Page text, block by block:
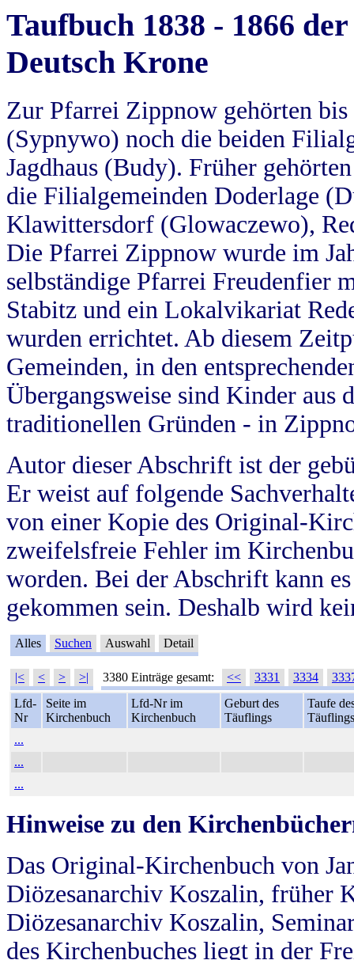
Taufbuch 1838 - 1866
Deutsch Krone
Zur Pfarrei Zippnow gehörten
(Sypnywo) noch die beiden
Jagdhaus (Budy). Früher
die Filialgemeinden Doderlage
Klawittersdorf (Glowaczewo),
Die Pfarrei Zippnow wurde im
selbständige Pfarrei Freudenfier
Stabitz und ein Lokalvikariat
wurden errichtet. Ab diesem
Gemeinden, in den
Übergangsweise sind Kinder aus
traditionellen Gründen - in
Autor dieser Abschrift ist der
Er weist auf folgende
von einer Kopie des Original-
zweifelsfreie Fehler im
worden. Bei der Abschrift kann
gekommen sein. Deshalb wird
Alles Suchen Auswahl Detail
|< < > >| 3380 Einträge gesamt: << 3331 3334
Lfd-
Nr
Seite im
Kirchenbuch
Lfd-Nr im
Kirchenbuch
Geburt des
Täuflings
Taufe
Täuflings
...
...
...
Hinweise zu den
Das Original-Kirchenbuch von
Diözesanarchiv Koszalin, früher
Diözesanarchiv Koszalin,
des Kirchenbuches liegt in der